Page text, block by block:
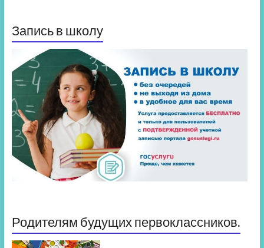
Запись в школу
Родителям будущих первоклассников.